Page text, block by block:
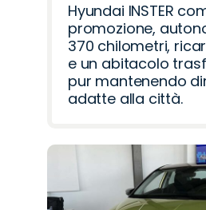
Hyundai INSTER
promozione,
370 chilometri,
e un abitacolo
pur mantenendo
adatte alla città.